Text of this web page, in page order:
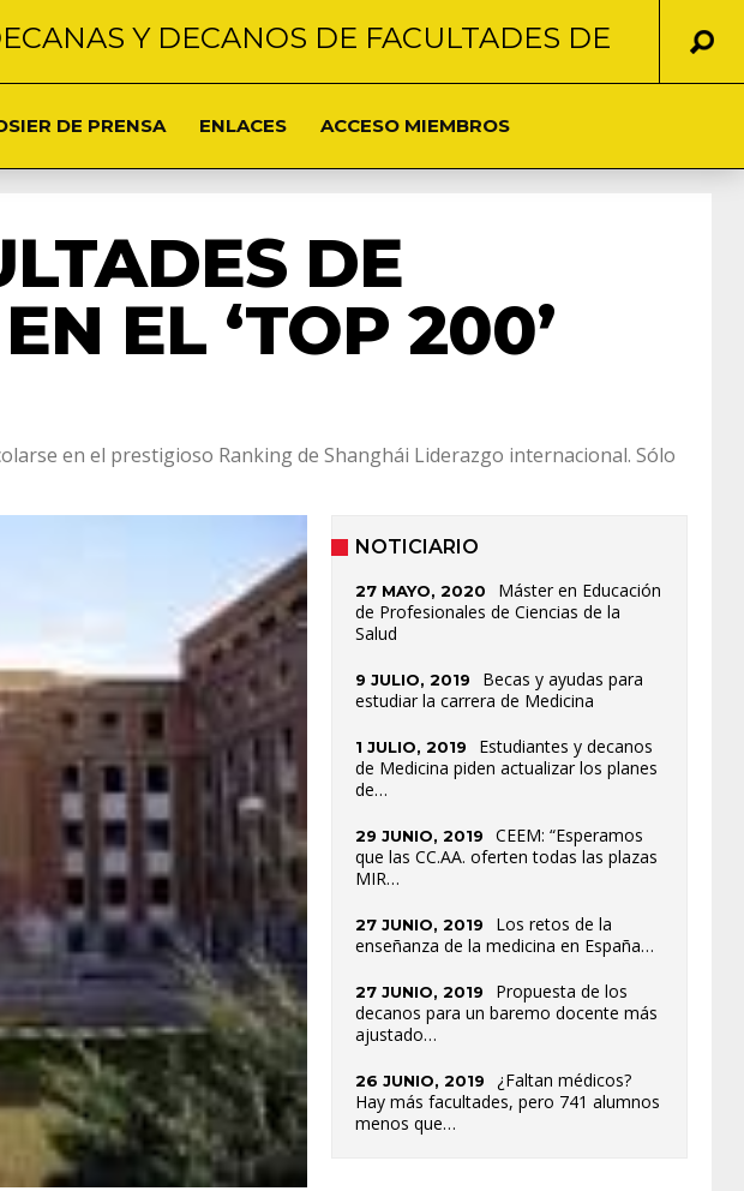
Y DECANOS DE FACULTADES DE
DE PRENSA ENLACES ACCESO MIEMBROS
DE
EL ‘TOP 200’
en el prestigioso Ranking de Shanghái Liderazgo internacional. Sólo
NOTICIARIO
27 MAYO, 2020
Máster en Educación
de Profesionales de Ciencias de la
Salud
9 JULIO, 2019
Becas y ayudas para
estudiar la carrera de Medicina
1 JULIO, 2019
Estudiantes y decanos
de Medicina piden actualizar los planes
de…
29 JUNIO, 2019
CEEM: “Esperamos
que las CC.AA. oferten todas las plazas
MIR…
27 JUNIO, 2019
Los retos de la
enseñanza de la medicina en España…
27 JUNIO, 2019
Propuesta de los
decanos para un baremo docente más
ajustado…
26 JUNIO, 2019
¿Faltan médicos?
Hay más facultades, pero 741 alumnos
menos que…